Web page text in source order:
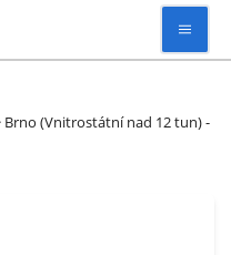
(Vnitrostátní nad 12 tun) -